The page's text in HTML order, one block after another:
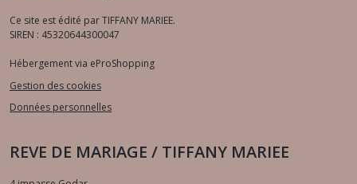
Ce site est édité par TIFFANY MARIEE.
SIREN : 45320644300047
Hébergement via eProShopping
Gestion des cookies
Données personnelles
REVE DE MARIAGE / TIFFANY MARIEE